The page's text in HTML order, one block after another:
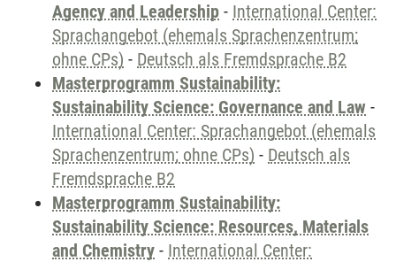
Agency and Leadership - International Center:
Sprachangebot (ehemals Sprachenzentrum;
ohne CPs) - Deutsch als Fremdsprache B2
Masterprogramm Sustainability:
Sustainability Science: Governance and Law -
International Center: Sprachangebot (ehemals
Sprachenzentrum; ohne CPs) - Deutsch als
Fremdsprache B2
Masterprogramm Sustainability:
Sustainability Science: Resources, Materials
and Chemistry - International Center: